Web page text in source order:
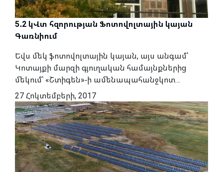
5․2 կՎտ հզորության Ֆոտովոլտային կայան
Գառնիում
Եվս մեկ ֆոտովոլտային կայան, այս անգամ՝
Կոտայքի մարզի գյուղական համայնքներից
մեկում՝ «Շտիգեն»-ի ամենապահանջկոտ…
27 Հոկտեմբերի, 2017